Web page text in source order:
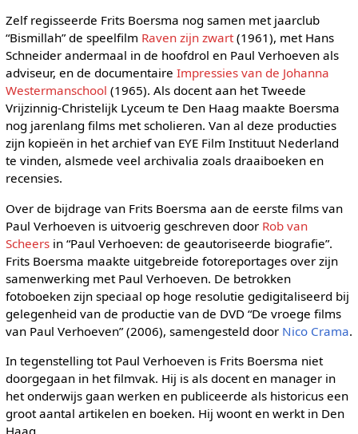
Zelf regisseerde Frits Boersma nog samen met jaarclub
“Bismillah” de speelfilm Raven zijn zwart(1961), met Hans
Schneider andermaal in de hoofdrol en Paul Verhoeven als
adviseur, en de documentaire Impressies van de Johanna
Westermanschool (1965). Als docent aan het Tweede
Vrijzinnig-Christelijk Lyceum te Den Haag maakte Boersma
nog jarenlang films met scholieren. Van al deze producties
zijn kopieën in het archief van EYE Film Instituut Nederland
te vinden, alsmede veel archivalia zoals draaiboeken en
recensies.
Over de bijdrage van Frits Boersma aan de eerste films van
Paul Verhoeven is uitvoerig geschreven door Rob van
Scheersin “Paul Verhoeven: de geautoriseerde biografie”.
Frits Boersma maakte uitgebreide fotoreportages over zijn
samenwerking met Paul Verhoeven. De betrokken
fotoboeken zijn speciaal op hoge resolutie gedigitaliseerd bij
gelegenheid van de productie van de DVD “De vroege films
van Paul Verhoeven” (2006), samengesteld door Nico Crama.
In tegenstelling tot Paul Verhoeven is Frits Boersma niet
doorgegaan in het filmvak. Hij is als docent en manager in
het onderwijs gaan werken en publiceerde als historicus een
groot aantal artikelen en boeken. Hij woont en werkt in Den
Haag.